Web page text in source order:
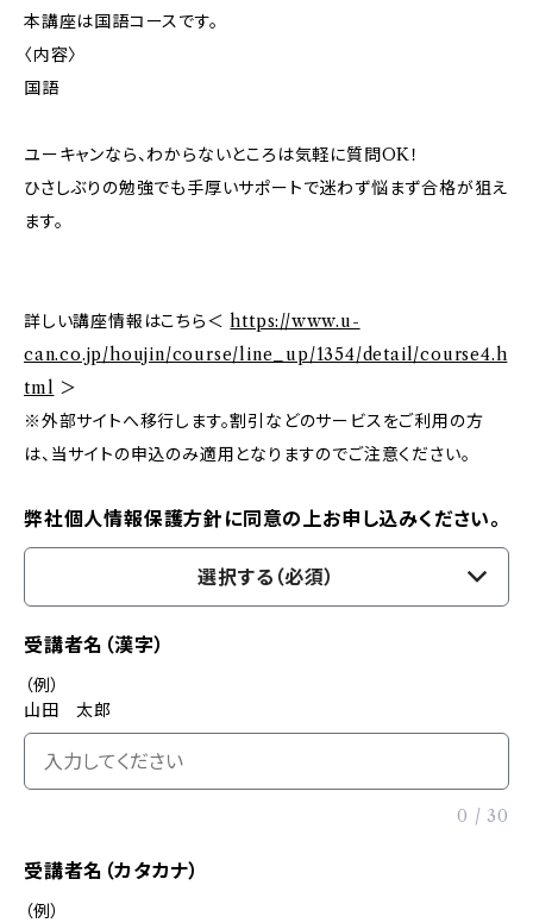
本講座は国語コースです。
〈内容〉
国語
ユーキャンなら、わからないところは気軽に質問OK！
ひさしぶりの勉強でも手厚いサポートで迷わず悩まず合格が狙え
ます。
詳しい講座情報はこちら＜https://www.u-
can.co.jp/houjin/course/line_up/1354/detail/course4.h
tml ＞
※外部サイトへ移行します。割引などのサービスをご利用の方
は、当サイトの申込のみ適用となりますのでご注意ください。
弊社個人情報保護方針に同意の上お申し込みください。
選択する（必須）
受講者名（漢字）
（例）
山田 太郎
0 / 30
受講者名（カタカナ）
（例）